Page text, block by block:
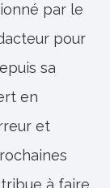
par le
pour
sa
en
et
à faire